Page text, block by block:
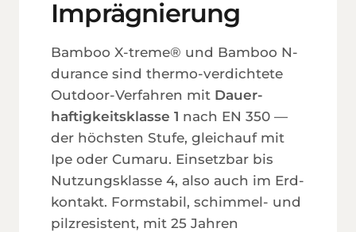
Imprägnierung
Bamboo X-treme® und Bamboo N-
durance sind thermo-verdichtete
Outdoor-Verfahren mit Dauer­
haftigkeits­klasse 1 nach EN 350 —
der höchsten Stufe, gleichauf mit
Ipe oder Cumaru. Einsetzbar bis
Nutzungs­klasse 4, also auch im Erd­
kontakt. Form­stabil, schimmel- und
pilz­resistent, mit 25 Jahren